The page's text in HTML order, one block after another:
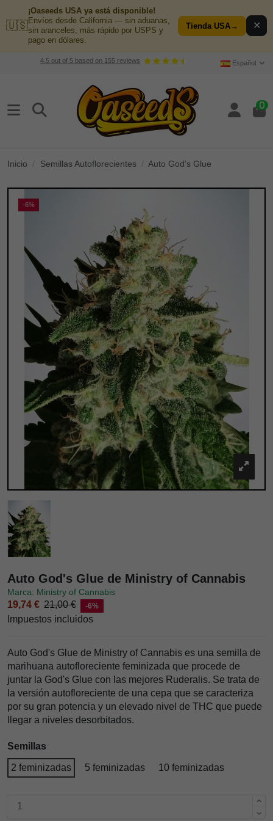
🇺🇸
¡Oaseeds USA ya está disponible!
Envíos desde California — sin aduanas,
sin aranceles, más rápido por USPS y
pago en dólares.
Tienda USA→ ✕
4.5out of 5based on 155reviews Español
0
Inicio Semillas Autoflorecientes Auto God's Glue
-6%
Auto God's Glue de Ministry of Cannabis
Marca: Ministry of Cannabis
19,74 € 21,00 € -6%
Impuestos incluidos
Auto God's Glue de Ministry of Cannabis es una semilla de
marihuana autofloreciente feminizada que procede de
juntar la God's Glue con las mejores Ruderalis. Se trata de
la versión autofloreciente de una cepa que se caracteriza
por su gran potencia y un elevado nivel de THC que puede
llegar a niveles desorbitados.
Semillas
2 feminizadas 5 feminizadas 10 feminizadas